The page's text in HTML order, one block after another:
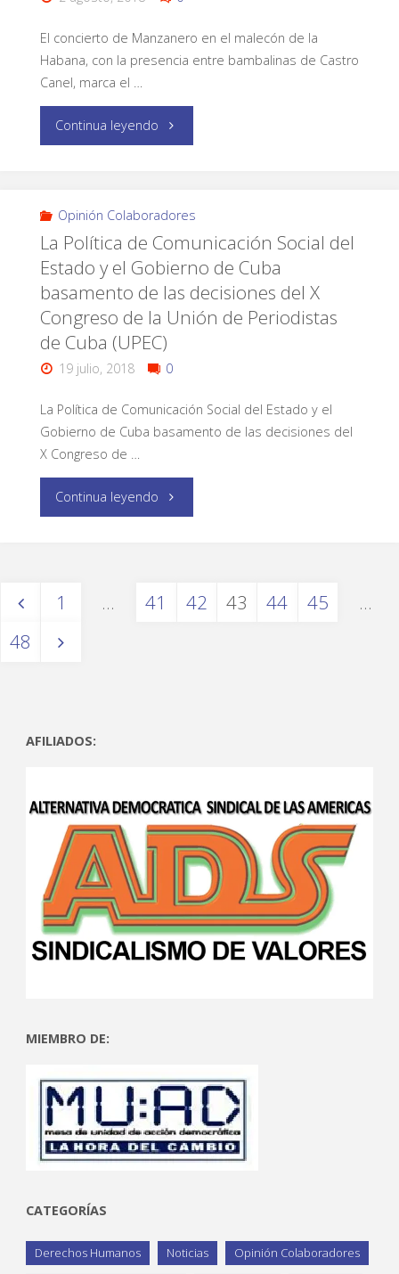
El concierto de Manzanero en el malecón de la
Habana, con la presencia entre bambalinas de Castro
Canel, marca el …
Continua leyendo
Opinión Colaboradores
La Política de Comunicación Social del
Estado y el Gobierno de Cuba
basamento de las decisiones del X
Congreso de la Unión de Periodistas
de Cuba (UPEC)
19 julio, 2018 0
La Política de Comunicación Social del Estado y el
Gobierno de Cuba basamento de las decisiones del
X Congreso de …
Continua leyendo
1 … 41 42 43 44 45
…
48
AFILIADOS:
MIEMBRO DE:
CATEGORÍAS
Derechos Humanos Noticias Opinión Colaboradores